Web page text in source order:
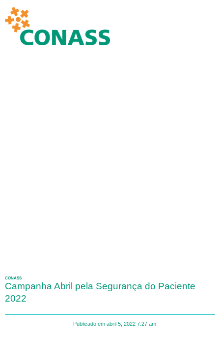
CONASS
Campanha Abril pela Segurança do Paciente
2022
Publicado em abril 5, 2022 7:27 am